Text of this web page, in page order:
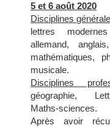
5 et 6 août 2020
Disciplines
lettres
allemand,
mathématiques,
musicale.
Disciplines
géographie,
Maths-sciences.
Après avoir